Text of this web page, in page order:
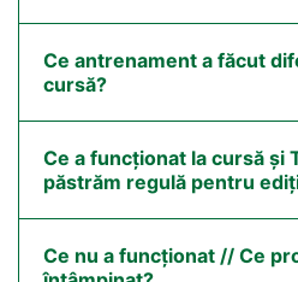
Ce antrenament a făcut
cursă?
Ce a funcționat la cursă și
păstrăm regulă pentru
Ce nu a funcționat // Ce